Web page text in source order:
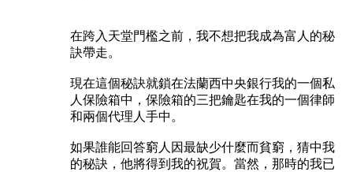
在跨入天堂門檻之前，我不想把我成為富人的秘
訣帶走。
現在這個秘訣就鎖在法蘭西中央銀行我的一個私
人保險箱中，保險箱的三把鑰匙在我的一個律師
和兩個代理人手中。
如果誰能回答窮人因最缺少什麼而貧窮，猜中我
的秘訣，他將得到我的祝賀。當然，那時的我已